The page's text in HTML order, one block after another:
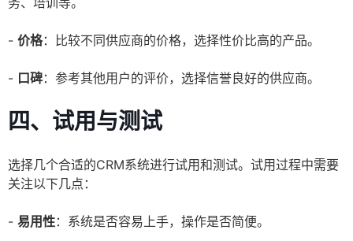
- 价格：比较不同供应商的价格，选择性价比高的产品。
- 口碑：参考其他用户的评价，选择信誉良好的供应商。
四、试用与测试
选择几个合适的CRM系统进行试用和测试。试用过程中需要
关注以下几点：
- 易用性：系统是否容易上手，操作是否简便。